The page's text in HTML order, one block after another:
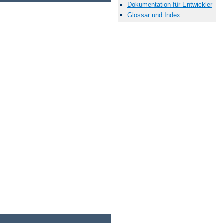
Dokumentation für Entwickler
Glossar und Index